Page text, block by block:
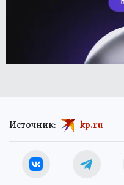
Источник: kp.ru